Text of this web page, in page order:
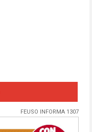
FEUSO INFORMA 1307